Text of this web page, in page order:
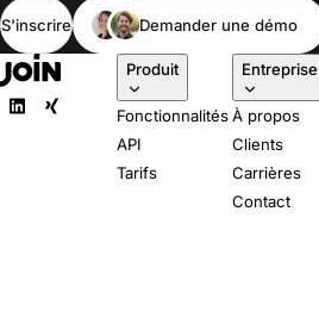
S'inscrire Demander une démo
Produit
Fonctionnalités
API
Tarifs
Entreprise
À propos
Clients
Carrières
Contact